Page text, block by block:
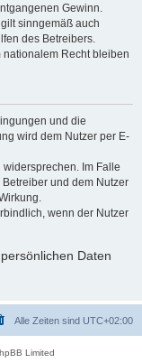
Gewinn.
sinngemäß auch
des Betreibers.
Recht bleiben
und die
wird dem Nutzer per E-
Im Falle
und dem Nutzer
wenn der Nutzer
Daten
Alle Zeiten sind UTC+02:00
Limited